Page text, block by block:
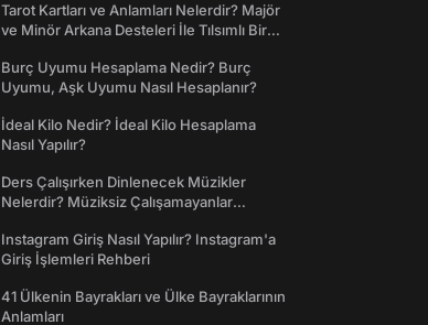
Tarot Kartları ve Anlamları Nelerdir? Majör
ve Minör Arkana Desteleri İle Tılsımlı Bir
Burç Uyumu Hesaplama Nedir? Burç
Uyumu, Aşk Uyumu Nasıl Hesaplanır?
İdeal Kilo Nedir? İdeal Kilo Hesaplama
Nasıl Yapılır?
Ders Çalışırken Dinlenecek Müzikler
Nelerdir? Müziksiz Çalışamayanlar
Instagram Giriş Nasıl Yapılır? Instagram'a
Giriş İşlemleri Rehberi
41 Ülkenin Bayrakları ve Ülke Bayraklarının
Anlamları